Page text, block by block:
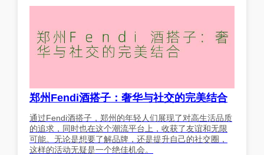
郑州Fendi酒搭子：奢华与社交的完美结合
通过Fendi酒搭子，郑州的年轻人们展现了对高生活品质
的追求，同时也在这个潮流平台上，收获了友谊和无限
可能。无论是想要了解品牌，还是提升自己的社交圈，
这样的活动无疑是一个绝佳机会。